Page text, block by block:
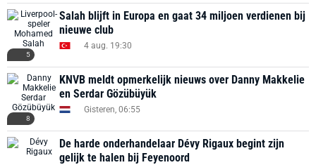
5
Salah blijft in Europa en gaat 34 miljoen verdienen bij
nieuwe club
4 aug. 19:30
8
KNVB meldt opmerkelijk nieuws over Danny Makkelie
en Serdar Gözübüyük
Gisteren, 06:55
De harde onderhandelaar Dévy Rigaux begint zijn
gelijk te halen bij Feyenoord